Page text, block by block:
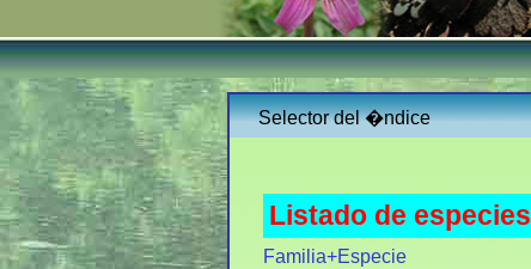
Selector del �ndice
Listado de especies
Familia+Especie